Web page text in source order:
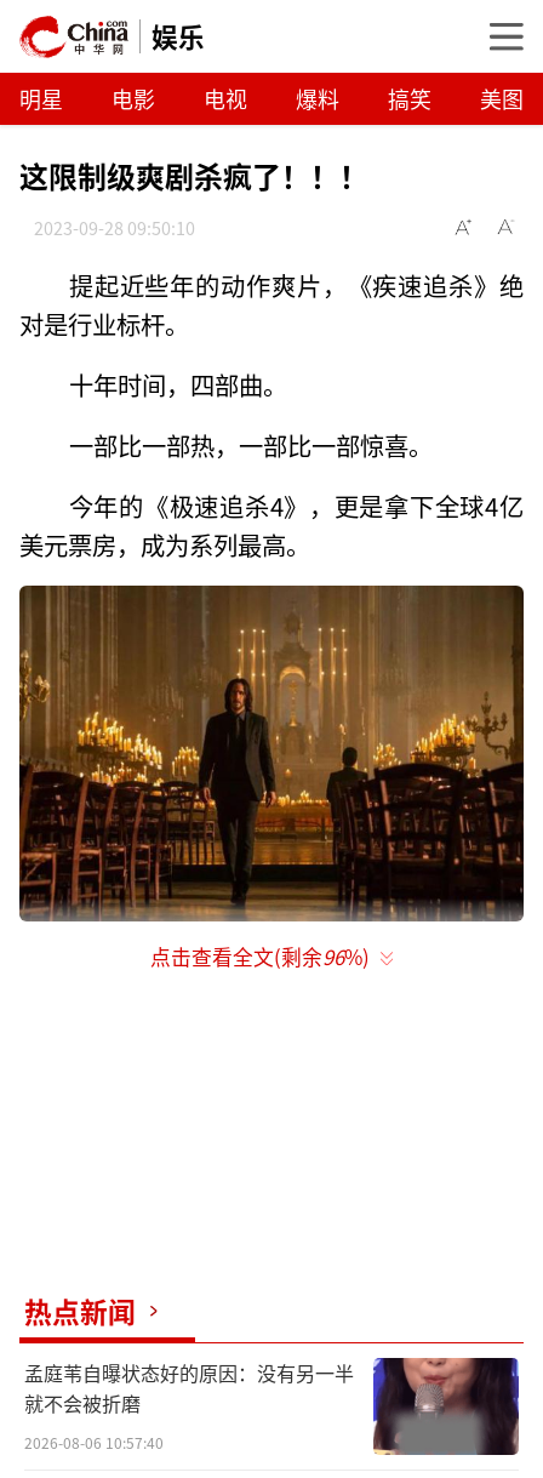
娱乐
明星 电影 电视 爆料 搞笑 美图
这限制级爽剧杀疯了！！！
2023-09-28 09:50:10
提起近些年的动作爽片，《疾速追杀》绝
对是行业标杆。
十年时间，四部曲。
一部比一部热，一部比一部惊喜。
今年的《极速追杀4》，更是拿下全球4亿
美元票房，成为系列最高。
不过，已经近60岁的基努·里维斯，已经
可制片人哪会放过如此卖座的系列。
不仅留了10%的开放空间，以备找机会再
拍第五部。
点击查看全文(剩余96%)
热点新闻
孟庭苇自曝状态好的原因：没有另一半
就不会被折磨
2026-08-06 10:57:40